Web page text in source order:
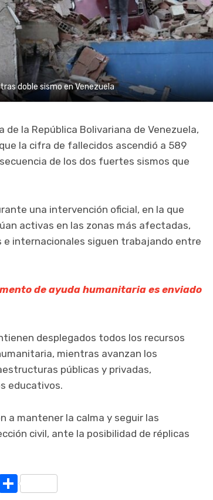
doble sismo en Venezuela
de la República Bolivariana de Venezuela,
la cifra de fallecidos ascendió a 589
de los dos fuertes sismos que
una intervención oficial, en la que
activas en las zonas más afectadas,
e internacionales siguen trabajando entre
de ayuda humanitaria es enviado
desplegados todos los recursos
mientras avanzan los
públicas y privadas,
educativos.
a mantener la calma y seguir las
civil, ante la posibilidad de réplicas
Compartir